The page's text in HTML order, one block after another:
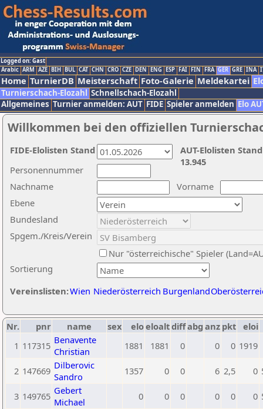
Logged on: Gast
Arabic ARM AZE BIH BUL CAT CHN CRO CZE DEN ENG ESP FAI FIN FRA GER GRE INA
Home TurnierDB Meisterschaft Foto-Galerie Meldekartei
Turnierschach-Elozahl Schnellschach-Elozahl
Allgemeines Turnier anmelden: AUT FIDE Spieler anmelden Elo
Willkommen bei den offiziellen
Nachname
Vorname
Ebene
Sortierung
Personennummer
Bundesland
Spgem./Kreis/Verein
Nur "österreichische" Spieler
Vereinslisten:Wien Niederösterreich Burgenland
AUT-Elolisten
13.945
FIDE-Elolisten Stand
Nr. pnr name sex eloeloaltdiffabg anz pkt eloi
1 117315 Benavente
Christian
1881 1881 0 0 0 1919
2 147669 Dilberovic
Sandro
1357 0 0 6 2,5 0
3 149765 Gebert
Michael
0 0 0 0 0 0